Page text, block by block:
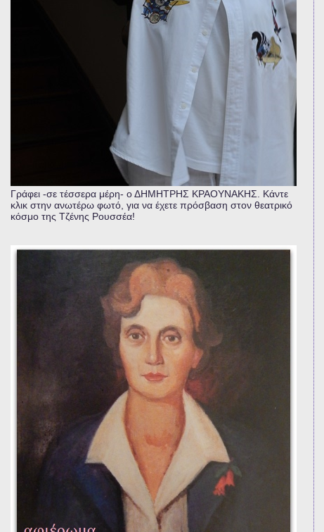
Γράφει -σε τέσσερα μέρη- ο ΔΗΜΗΤΡΗΣ ΚΡΑΟΥΝΑΚΗΣ. Κάντε
κλικ στην ανωτέρω φωτό, για να έχετε πρόσβαση στον θεατρικό
κόσμο της Τζένης Ρουσσέα!